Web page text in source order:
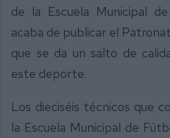
de la Escuela Municipal
acaba de publicar el
que se da un salto de
este deporte.
Los dieciséis técnicos que
la Escuela Municipal de